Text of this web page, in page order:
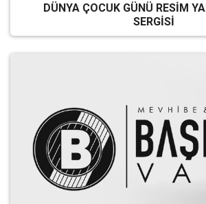
DÜNYA ÇOCUK GÜNÜ RESİM
SERGİSİ